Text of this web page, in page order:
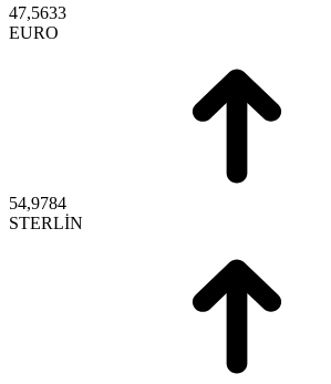
47,5633
EURO
54,9784
STERLİN